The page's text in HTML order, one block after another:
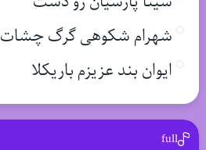
شهرام شکوهی گرگ چشات
ایوان بند عزیزم باریکلا
full